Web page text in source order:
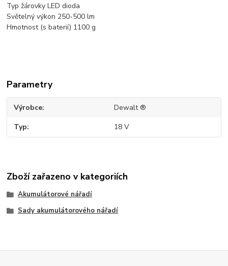
Typ žárovky LED dioda
Světelný výkon 250-500 lm
Hmotnost (s baterií) 1100 g
Parametry
Výrobce Dewalt ®
Typ 18 V
Zboží zařazeno v kategoriích
Akumulátorové nářadí
Sady akumulátorového nářadí